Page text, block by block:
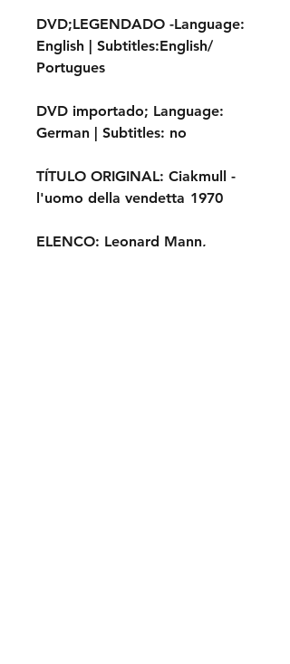
DVD;LEGENDADO -Language:
English | Subtitles:English/
Portugues
DVD importado; Language:
German | Subtitles: no
TÍTULO ORIGINAL: Ciakmull -
l'uomo della vendetta 1970
ELENCO: Leonard Mann,